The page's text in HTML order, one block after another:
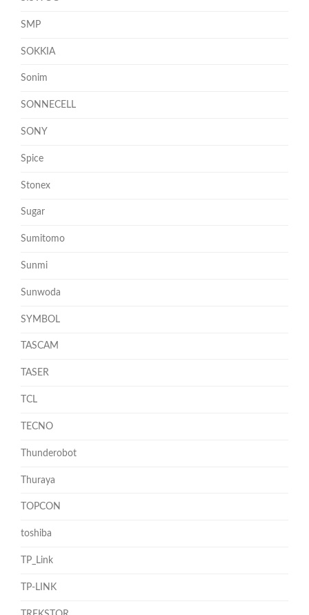
SMP
SOKKIA
Sonim
SONNECELL
SONY
Spice
Stonex
Sugar
Sumitomo
Sunmi
Sunwoda
SYMBOL
TASCAM
TASER
TCL
TECNO
Thunderobot
Thuraya
TOPCON
toshiba
TP_Link
TP-LINK